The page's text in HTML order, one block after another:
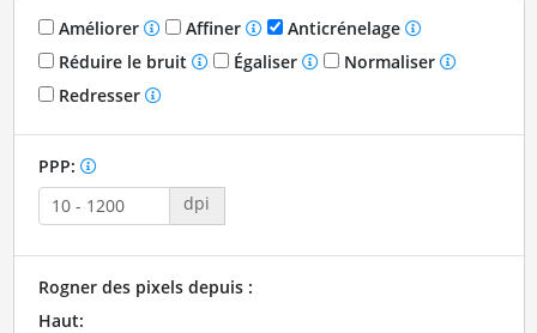
Améliorer Affiner
Anticrénelage
Réduire le bruit
Égaliser
Normaliser
Redresser
PPP:
dpi
Rogner des pixels depuis :
Haut: